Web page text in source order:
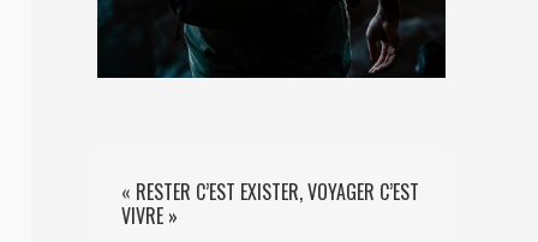
« RESTER C’EST EXISTER, VOYAGER C’EST
VIVRE »